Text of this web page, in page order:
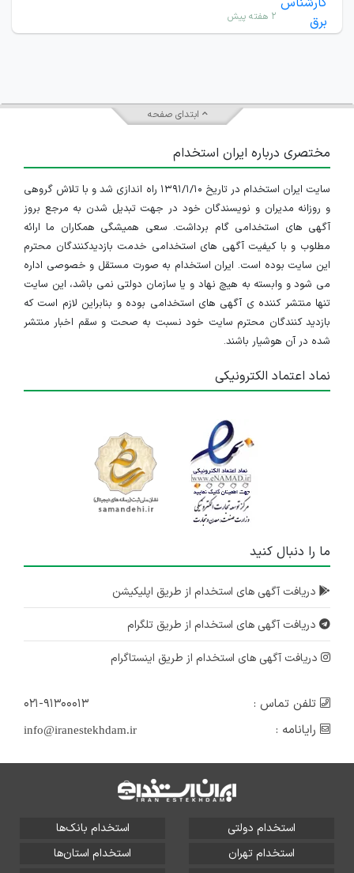
۲ هفته پیش
ابتدای صفحه
مختصری درباره ایران استخدام
سایت ایران استخدام در تاریخ ۱۳۹۱/۱/۱۰ راه اندازی شد و با تلاش گروهی
و روزانه مدیران و نویسندگان خود در جهت تبدیل شدن به مرجع بروز
آگهی های استخدامی گام برداشت. سعی همیشگی همکاران ما ارائه
مطلوب و با کیفیت آگهی های استخدامی خدمت بازدیدکنندگان محترم
این سایت بوده است. ایران استخدام به صورت مستقل و خصوصی اداره
می شود و وابسته به هیچ نهاد و یا سازمان دولتی نمی باشد، این سایت
تنها منتشر کننده ی آگهی های استخدامی بوده و بنابراین لازم است که
بازدید کنندگان محترم سایت خود نسبت به صحت و سقم اخبار منتشر
شده در آن هوشیار باشند.
نماد اعتماد الکترونیکی
ما را دنبال کنید
دریافت آگهی های استخدام از طریق اپلیکیشن
دریافت آگهی های استخدام از طریق تلگرام
دریافت آگهی های استخدام از طریق اینستاگرام
تلفن تماس :
۰۲۱-۹۱۳۰۰۰۱۳
رایانامه :
info@iranestekhdam.ir
استخدام دولتی
استخدام بانک‌ها
استخدام تهران
استخدام استان‌ها